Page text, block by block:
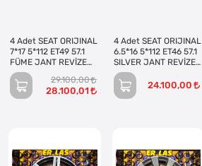
4 Adet SEAT ORIJINAL
7*17 5*112 ET49 57.1
FÜME JANT REVİZE
EDİLMİŞ (Takım)
29.100,00
28.100,01
4 Adet SEAT ORIJINAL
6.5*16 5*112 ET46 57.1
SILVER JANT REVİZE
EDİLMİŞ (Takım)
24.100,00